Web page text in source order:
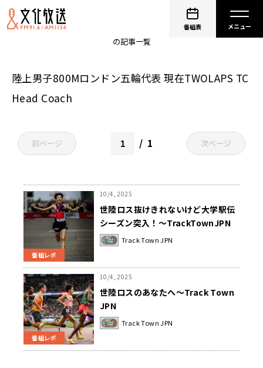
番組表
の記事一覧
陸上男子800Mロンドン五輪代表 現在TWOLAPS TC
Head Coach
前ページ 1 次ページ
番組レポ
10/4, 2025
世陸ロス抜けきれないけど大学駅伝
シーズン突入！～TrackTownJPN
Track Town JPN
番組レポ
10/4, 2025
世陸ロスのあなたへ～Track Town
JPN
Track Town JPN